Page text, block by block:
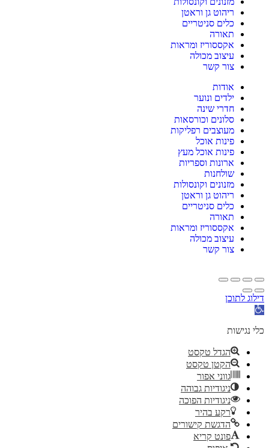
ריהוט גן וראטן
כלים סניטריים
תאורה
אקססוריז ומראות
עיצוב מכולה
צור קשר
אודות
ילדים ונוער
חדרי שינה
סלונים וכורסאות
מעוצבים רפליקות
פינות אוכל
פינות אוכל מעץ
ארונות וספריות
שולחנות
מזנונים וקונסולות
ריהוט גן וראטן
כלים סניטריים
תאורה
אקססוריז ומראות
עיצוב מכולה
צור קשר
דילוג לתוכן
פתח
נגישות
כלי נגישות
הגדל טקסט
הקטן טקסט
גווני אפור
ניגודיות גבוהה
ניגודיות הפוכה
רקע בהיר
הדגשת קישורים
פונט קריא